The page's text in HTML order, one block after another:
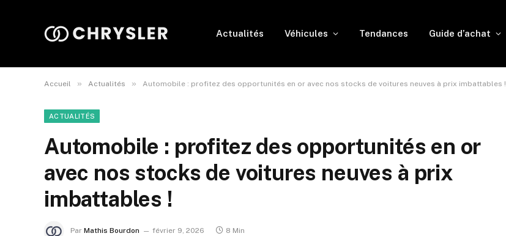
Actualités Véhicules Tendances Guide d’achat
Accueil » Actualités » Automobile : profitez des opportunités en or avec nos stocks de voitures neuves à prix imbattables !
ACTUALITÉS
Automobile : profitez des opportunités en or
avec nos stocks de voitures neuves à prix
imbattables !
Par Mathis Bourdon février 9, 2026 8 Min